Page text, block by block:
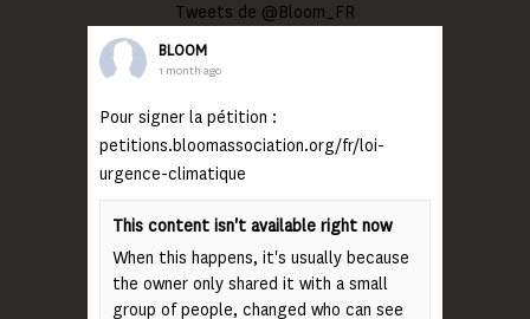
Tweets de @Bloom_FR
BLOOM
1 month ago
Pour signer la pétition :
petitions.bloomassociation.org/fr/loi-
urgence-climatique
This content isn't available right now
When this happens, it's usually because
the owner only shared it with a small
group of people, changed who can see